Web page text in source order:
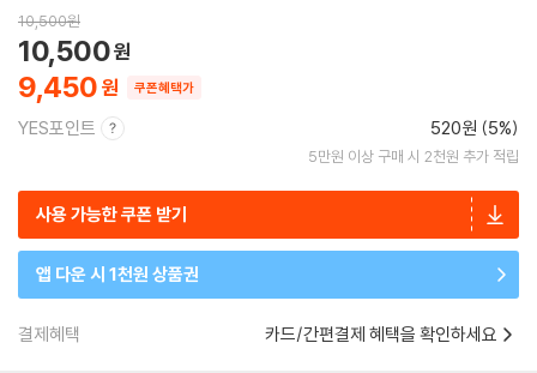
10,500원
9,450
10,500
쿠폰혜택가
YES포인트 520원 (5%)
5만원 이상 구매 시 2천원 추가 적립
사용 가능한 쿠폰 받기
앱 다운 시 1천원 상품권
결제혜택 카드/간편결제 혜택을 확인하세요